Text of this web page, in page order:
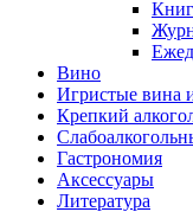
Вино
Игристые вина
Крепкий
Гастрономия
Аксессуары
Литература